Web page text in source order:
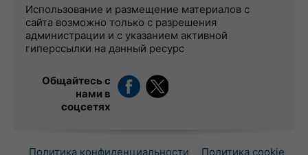
Использование и размещение материалов с
сайта возможно только с разрешения
администрации и с указанием активной
гиперссылки на данный ресурс
Общайтесь с
нами в
соцсетях
Политика конфиденциальности Политика cookie